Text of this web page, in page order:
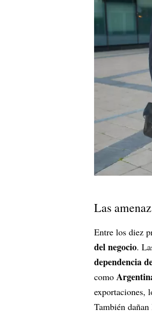
Las
Entre los diez
del negocio.
dependencia
como
exportaciones,
También